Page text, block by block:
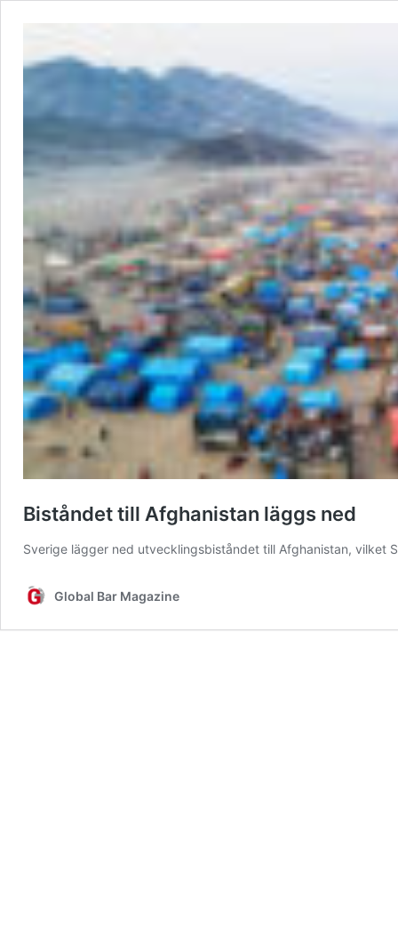
Biståndet till Afghanistan läggs ned
Sverige lägger ned utvecklingsbiståndet till Afghanistan, vilket
Global Bar Magazine